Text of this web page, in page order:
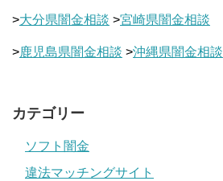
>大分県闇金相談 >宮崎県闇金相談
>鹿児島県闇金相談 >沖縄県闇金相談
カテゴリー
ソフト闇金
違法マッチングサイト